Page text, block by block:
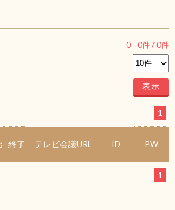
0 - 0件 /0件
1
終了 テレビ会議URL ID PW
1